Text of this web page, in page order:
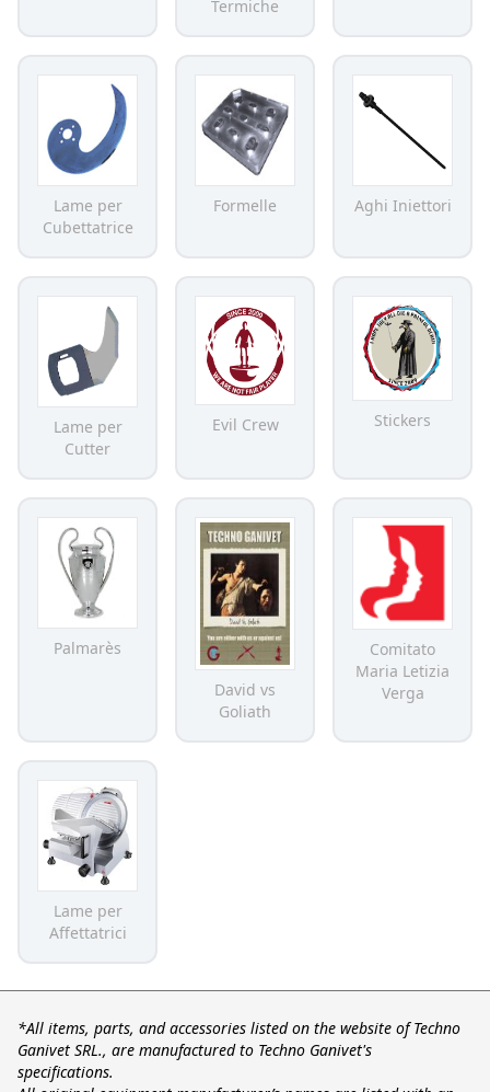
Termiche
Lame per
Cubettatrice
Formelle Aghi Iniettori
Lame per
Cutter
Evil Crew Stickers
Palmarès
David vs
Goliath
Comitato
Maria Letizia
Verga
Lame per
Affettatrici
*All items, parts, and accessories listed on the website of Techno
Ganivet SRL., are manufactured to Techno Ganivet's
specifications.